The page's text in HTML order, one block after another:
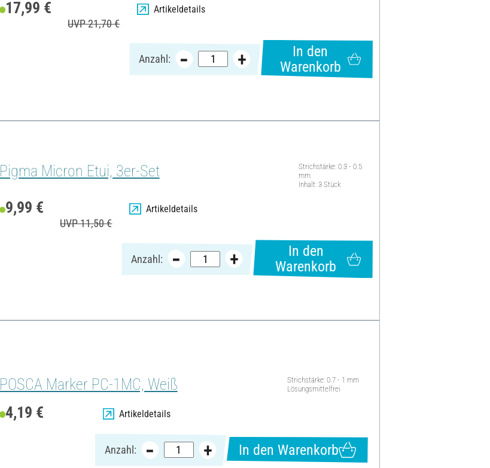
17,99 €
UVP 21,70 €
Artikeldetails
Anzahl:
In den
Warenkorb
Pigma Micron Etui, 3er-Set
Strichstärke: 0.3 - 0.5
mm
Inhalt: 3 Stück
9,99 €
UVP 11,50 €
Artikeldetails
Anzahl:
In den
Warenkorb
POSCA Marker PC-1MC, Weiß
Strichstärke: 0.7 - 1 mm
Lösungsmittelfrei
4,19 € Artikeldetails
Anzahl: In den Warenkorb